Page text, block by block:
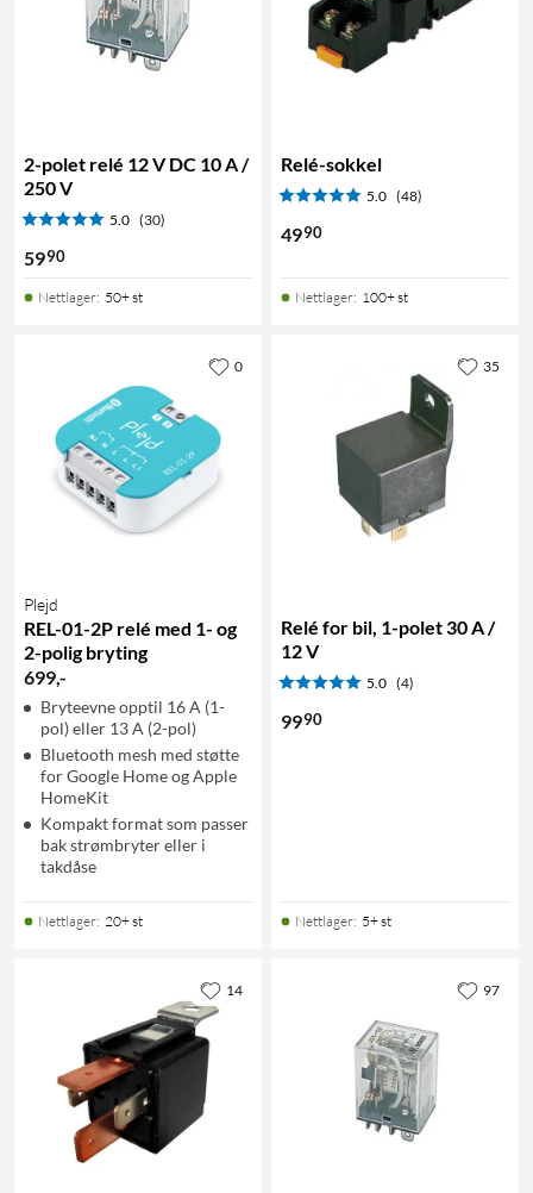
2-polet relé 12 V DC 10 A /
250 V
5.0 (30)
5990
Nettlager: 50+ st
Relé-sokkel
5.0 (48)
4990
Nettlager: 100+ st
Plejd
REL-01-2P relé med 1- og
2-polig bryting
699,-
Bryteevne opptil 16 A (1-
pol) eller 13 A (2-pol)
Bluetooth mesh med støtte
for Google Home og Apple
HomeKit
Kompakt format som passer
bak strømbryter eller i
takdåse
Nettlager: 20+ st
0
Relé for bil, 1-polet 30 A /
12 V
5.0 (4)
9990
Nettlager: 5+ st
35
14 97